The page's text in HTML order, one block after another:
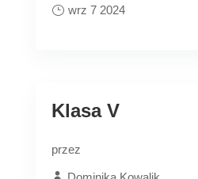
wrz 7 2024
Klasa V
przez